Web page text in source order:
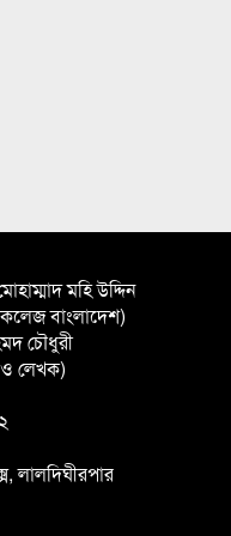
মহি উদ্দিন
কলেজ বাংলাদেশ)
চৌধুরী
ও লেখক)
লালদিঘীরপার